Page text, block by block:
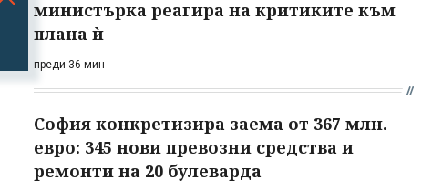
министърка реагира на критиките към
плана ѝ
преди 36 мин
София конкретизира заема от 367 млн.
евро: 345 нови превозни средства и
ремонти на 20 булеварда